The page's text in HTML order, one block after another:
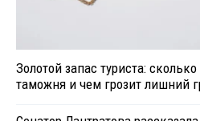
Золотой запас туриста:
таможня и чем грозит лишний